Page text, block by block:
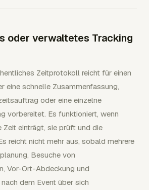
oder verwaltetes Tracking
Zeitprotokoll reicht für einen
eine schnelle Zusammenfassung,
oder eine einzelne
vorbereitet. Es funktioniert, wenn
Zeit einträgt, sie prüft und die
reicht nicht mehr aus, sobald mehrere
Besuche von
Vor-Ort-Abdeckung und
dem Event über sich